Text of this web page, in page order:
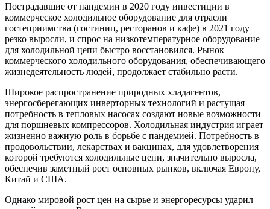
Пострадавшие от пандемии в 2020 году инвестиции в
коммерческое холодильное оборудование для отрасли
гостеприимства (гостиниц, ресторанов и кафе) в 2021 году
резко выросли, и спрос на низкотемпературное оборудование
для холодильной цепи быстро восстановился. Рынок
коммерческого холодильного оборудования, обеспечивающего
жизнедеятельность людей, продолжает стабильно расти.
Широкое распространение природных хладагентов,
энергосберегающих инверторных технологий и растущая
потребность в тепловых насосах создают новые возможности
для поршневых компрессоров. Холодильная индустрия играет
жизненно важную роль в борьбе с пандемией. Потребность в
продовольствии, лекарствах и вакцинах, для удовлетворения
которой требуются холодильные цепи, значительно выросла,
обеспечив заметный рост основных рынков, включая Европу,
Китай и США.
Однако мировой рост цен на сырье и энергоресурсы ударил